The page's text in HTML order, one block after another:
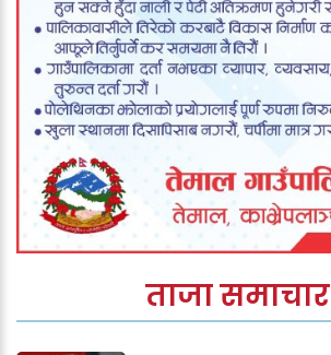
ताजा समाचार